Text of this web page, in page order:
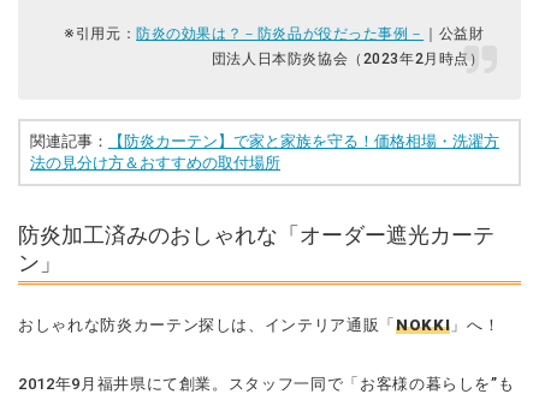
※引用元：防炎の効果は？－防炎品が役だった事例－ ｜公益財
団法人日本防炎協会（2023年2月時点）
関連記事：
【防炎カーテン】で家と家族を守る！価格相場・洗濯方
法の見分け方＆おすすめの取付場所
防炎加工済みのおしゃれな「オーダー遮光カーテ
ン」
おしゃれな防炎カーテン探しは、インテリア通販「 NOKKI 」へ！
2012年9月福井県にて創業。スタッフ一同で「お客様の暮らしを”も